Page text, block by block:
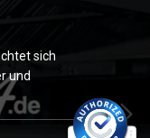
sich
und